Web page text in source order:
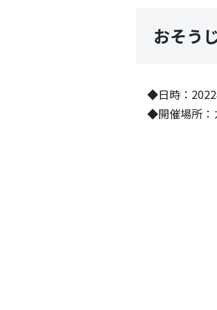
おそう
◆日時：
◆開催場所：